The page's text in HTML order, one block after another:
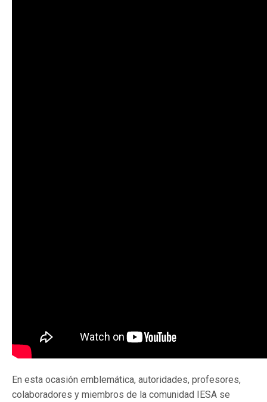
En esta ocasión emblemática, autoridades, profesores,
colaboradores y miembros de la comunidad IESA se